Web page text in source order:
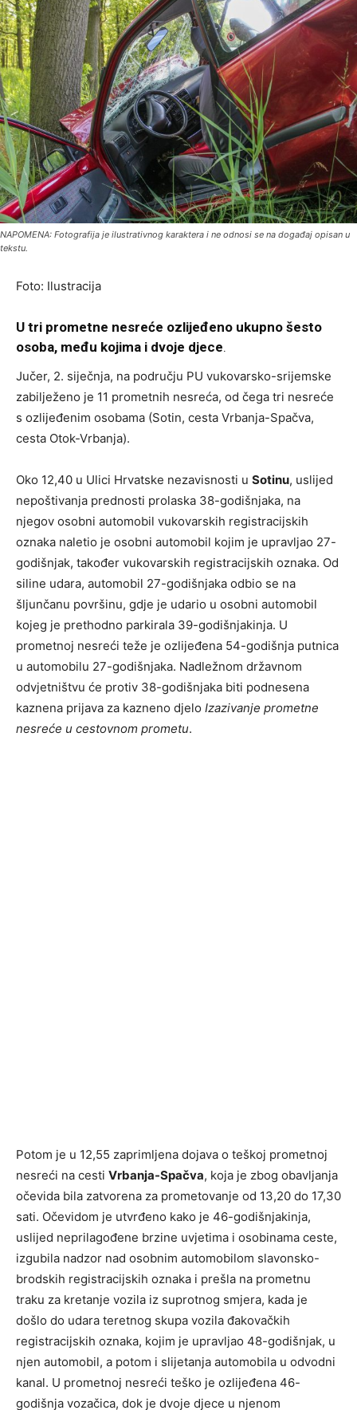
NAPOMENA: Fotografija je ilustrativnog karaktera i ne odnosi se na događaj opisan u
tekstu.
Foto: Ilustracija
U tri prometne nesreće ozlijeđeno ukupno šesto
osoba, među kojima i dvoje djece.
Jučer, 2. siječnja, na području PU vukovarsko-srijemske
zabilježeno je 11 prometnih nesreća, od čega tri nesreće
s ozlijeđenim osobama (Sotin, cesta Vrbanja-Spačva,
cesta Otok-Vrbanja).
Oko 12,40 u Ulici Hrvatske nezavisnosti u Sotinu, uslijed
nepoštivanja prednosti prolaska 38-godišnjaka, na
njegov osobni automobil vukovarskih registracijskih
oznaka naletio je osobni automobil kojim je upravljao 27-
godišnjak, također vukovarskih registracijskih oznaka. Od
siline udara, automobil 27-godišnjaka odbio se na
šljunčanu površinu, gdje je udario u osobni automobil
kojeg je prethodno parkirala 39-godišnjakinja. U
prometnoj nesreći teže je ozlijeđena 54-godišnja putnica
u automobilu 27-godišnjaka. Nadležnom državnom
odvjetništvu će protiv 38-godišnjaka biti podnesena
kaznena prijava za kazneno djelo Izazivanje prometne
nesreće u cestovnom prometu.
Potom je u 12,55 zaprimljena dojava o teškoj prometnoj
nesreći na cesti Vrbanja-Spačva, koja je zbog obavljanja
očevida bila zatvorena za prometovanje od 13,20 do 17,30
sati. Očevidom je utvrđeno kako je 46-godišnjakinja,
uslijed neprilagođene brzine uvjetima i osobinama ceste,
izgubila nadzor nad osobnim automobilom slavonsko-
brodskih registracijskih oznaka i prešla na prometnu
traku za kretanje vozila iz suprotnog smjera, kada je
došlo do udara teretnog skupa vozila đakovačkih
registracijskih oznaka, kojim je upravljao 48-godišnjak, u
njen automobil, a potom i slijetanja automobila u odvodni
kanal. U prometnoj nesreći teško je ozlijeđena 46-
godišnja vozačica, dok je dvoje djece u njenom